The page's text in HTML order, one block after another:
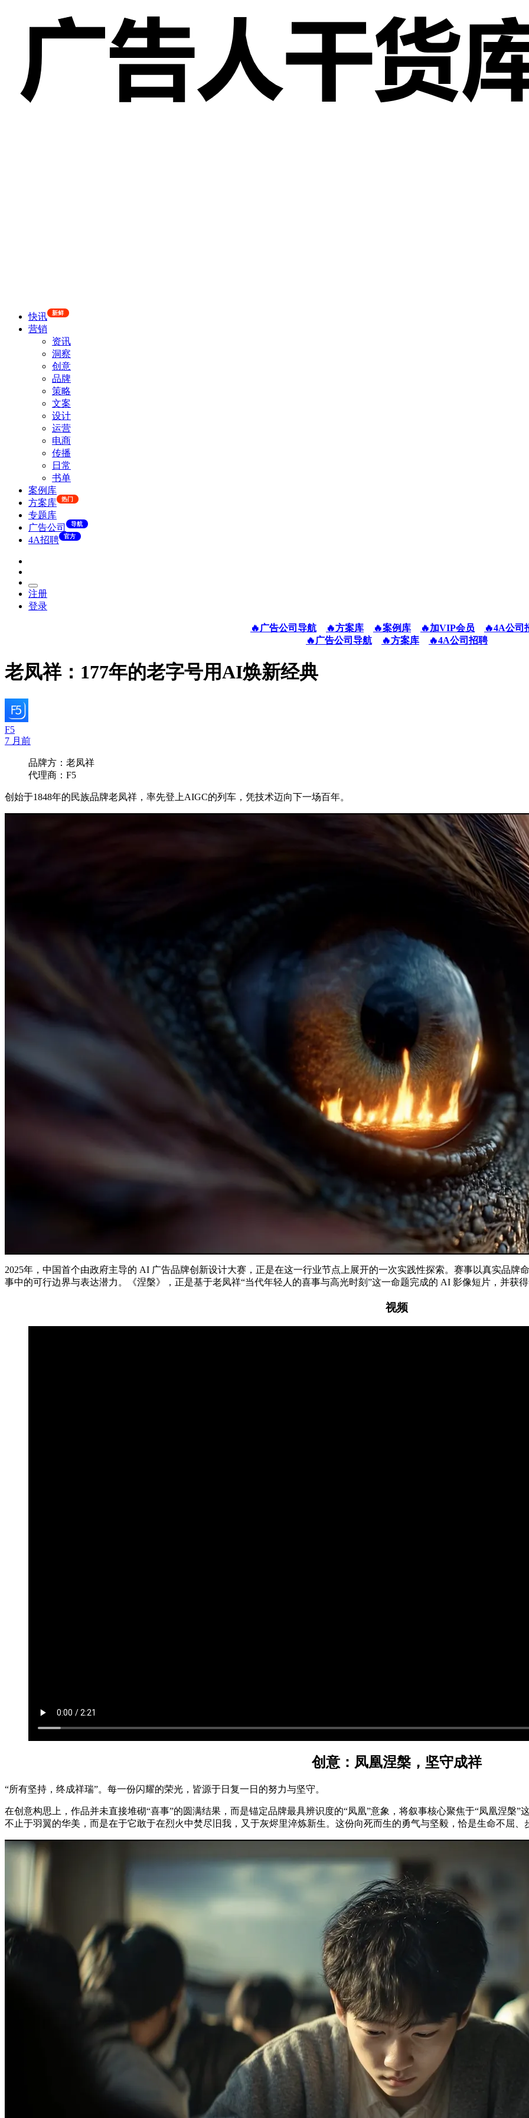
快讯 新鲜
营销
资讯
洞察
创意
品牌
策略
文案
设计
运营
电商
传播
日常
书单
案例库
方案库
热门
专题库
广告公司
导航
4A招聘 官方
注册
登录
🔥广告公司导航 🔥方案库 🔥案例库 🔥加VIP会员
🔥4A公司
🔥广告公司导航
🔥方案库 🔥4A公司招聘
老凤祥：177年的老字号用AI焕新经典
F5
7 月前
品牌方：老凤祥
代理商：F5
创始于1848年的民族品牌老凤祥，率先登上AIGC的列车，凭技术迈向下一场百年。
2025年，中国首个由政府主导的 AI 广告品牌创新设计大赛，正是在这一行业节点上展开的一次实践性探索。赛事以真实品
事中的可行边界与表达潜力。《涅槃》，正是基于老凤祥“当代年轻人的喜事与高光时刻”这一命题完成的 AI 影像短片，并获
视频
创意：凤凰涅槃，坚守成祥
“所有坚持，终成祥瑞”。每一份闪耀的荣光，皆源于日复一日的努力与坚守。
在创意构思上，作品并未直接堆砌“喜事”的圆满结果，而是锚定品牌最具辨识度的“凤凰”意象，将叙事核心聚焦于“凤凰涅槃
不止于羽翼的华美，而是在于它敢于在烈火中焚尽旧我，又于灰烬里淬炼新生。这份向死而生的勇气与坚毅，恰是生命不屈、